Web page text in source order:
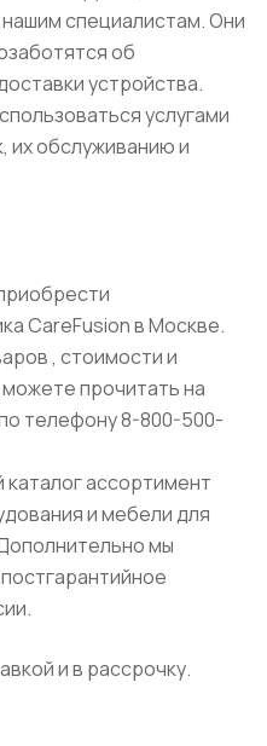
специалистам. Они
об
устройства.
услугами
их обслуживанию и
CareFusion в Москве.
, стоимости и
прочитать на
телефону 8-800-500-
ассортимент
и мебели для
мы
и в рассрочку.